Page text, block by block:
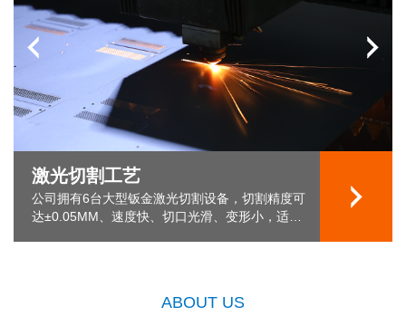
激光切割工艺
公司拥有6台大型钣金激光切割设备，切割精度可
达±0.05MM、速度快、切口光滑、变形小，适用
ABOUT US